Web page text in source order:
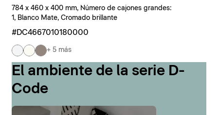
784 x 460 x 400 mm, Número de cajones grandes:
1, Blanco Mate, Cromado brillante
#DC4667010180000
+ 5 más
El ambiente de la serie D-
Code